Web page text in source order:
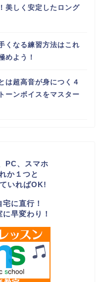
美しく安定したロング
くなる練習方法はこれ
めよう！
は超高音が身につく４
ーンボイスをマスター
PC、スマホ
か１つと
いればOK!
に直行！
早変わり！